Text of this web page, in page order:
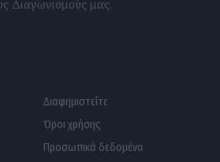
Διαγωνισμούς μας.
Διαφημιστείτε
Όροι χρήσης
Προσωπικά δεδομένα